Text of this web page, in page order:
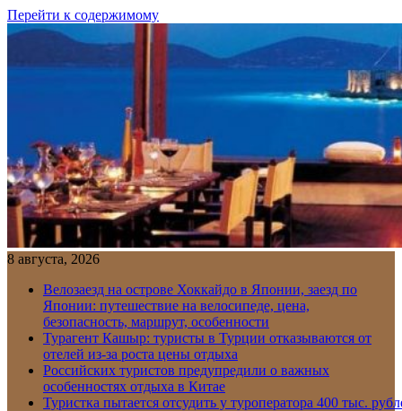
Перейти к содержимому
8 августа, 2026
Велозаезд на острове Хоккайдо в Японии, заезд по
Японии: путешествие на велосипеде, цена,
безопасность, маршрут, особенности
Турагент Кашыр: туристы в Турции отказываются от
отелей из-за роста цены отдыха
Российских туристов предупредили о важных
особенностях отдыха в Китае
Туристка пытается отсудить у туроператора 400 тыс.